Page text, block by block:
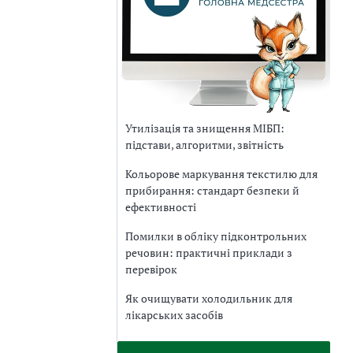
Утилізація та знищення МІБП:
підстави, алгоритми, звітність
Кольорове маркування текстилю для
прибирання: стандарт безпеки й
ефективності
Помилки в обліку підконтрольних
речовин: практичні приклади з
перевірок
Як очищувати холодильник для
лікарських засобів